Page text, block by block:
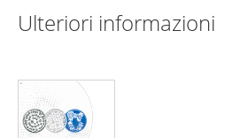
Ulteriori informazioni